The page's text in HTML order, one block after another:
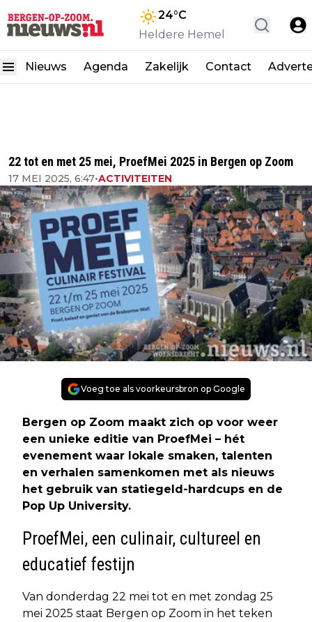
24°C
Heldere Hemel
Nieuws Agenda Zakelijk Contact
22 tot en met 25 mei, ProefMei 2025 in Bergen op Zoom
17 MEI 2025, 6:47•ACTIVITEITEN
Voeg toe als voorkeursbron op Google
Bergen op Zoom maakt zich op voor weer
een unieke editie van ProefMei – hét
evenement waar lokale smaken, talenten
en verhalen samenkomen met als nieuws
het gebruik van statiegeld-hardcups en de
Pop Up University.
ProefMei, een culinair, cultureel en
educatief festijn
Van donderdag 22 mei tot en met zondag 25
mei 2025 staat Bergen op Zoom in het teken